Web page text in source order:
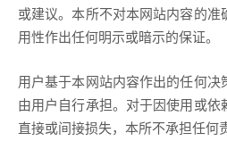
或建议。本所不对本网站内容的
用性作出任何明示或暗示的保证。
用户基于本网站内容作出的任何
由用户自行承担。对于因使用或
直接或间接损失，本所不承担任何